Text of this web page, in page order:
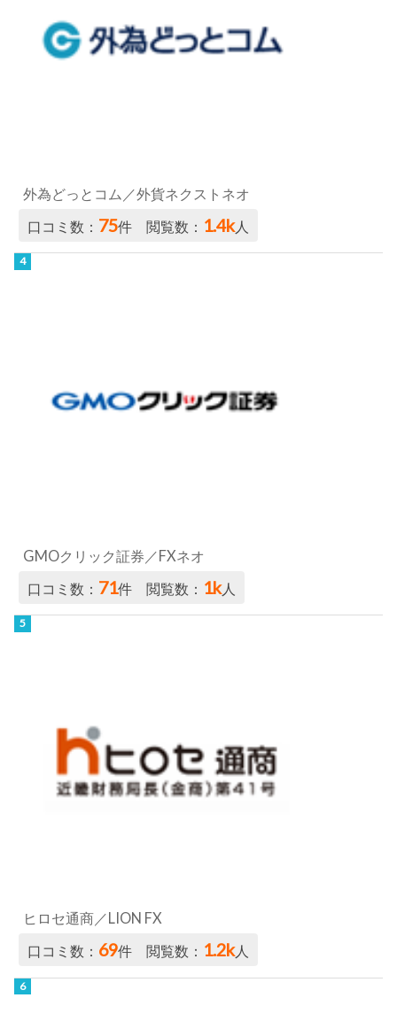
外為どっとコム／外貨ネクストネオ
口コミ数： 75件 閲覧数： 1.4k人
GMOクリック証券／FXネオ
口コミ数： 71件 閲覧数： 1k人
ヒロセ通商／LION FX
口コミ数： 69件 閲覧数： 1.2k人